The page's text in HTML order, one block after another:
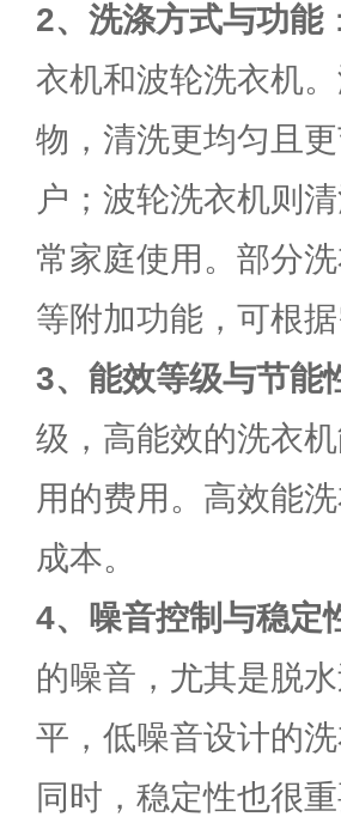
2、 洗涤方式与功能
衣机和波轮洗衣机
物，清洗更均匀且
户；波轮洗衣机则
常家庭使用。部分
等附加功能，可根
3、能效等级与节能
级，高能效的洗衣
用的费用。高效能
成本。
4、噪音控制与稳定
的噪音，尤其是脱
平，低噪音设计的
同时，稳定性也很